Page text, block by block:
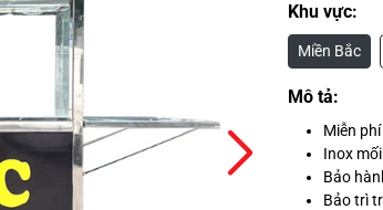
Khu vực:
Miền Bắc
Mô tả:
Miễn
Inox
Bảo
Bảo trì